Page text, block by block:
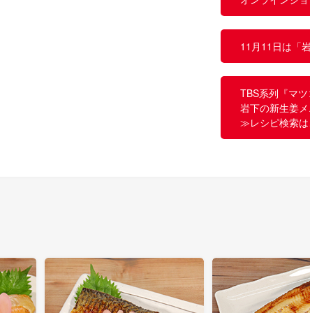
11月11日は「
TBS系列『マ
岩下の新生姜
≫レシピ検索は